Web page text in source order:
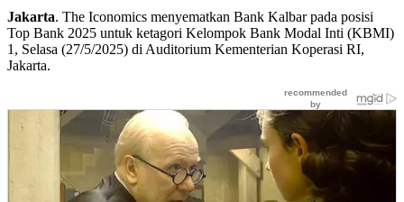
Jakarta. The Iconomics menyematkan Bank Kalbar pada posisi
Top Bank 2025 untuk ketagori Kelompok Bank Modal Inti (KBMI)
1, Selasa (27/5/2025) di Auditorium Kementerian Koperasi RI,
Jakarta.